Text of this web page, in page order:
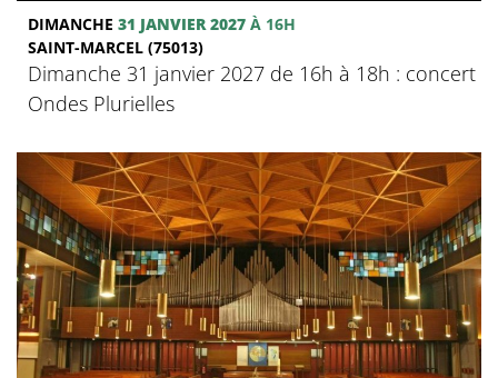
DIMANCHE 31 JANVIER 2027 À 16H
SAINT-MARCEL (75013)
Dimanche 31 janvier 2027 de 16h à 18h : concert
Ondes Plurielles